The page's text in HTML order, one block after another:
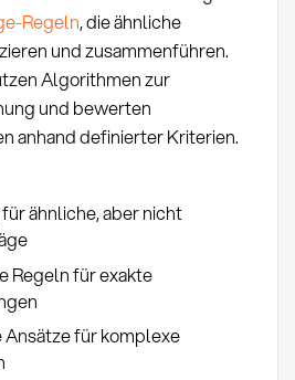
Regeln, die ähnliche
und zusammenführen.
Algorithmen zur
und bewerten
anhand definierter Kriterien.
ähnliche, aber nicht
Regeln für exakte
für komplexe